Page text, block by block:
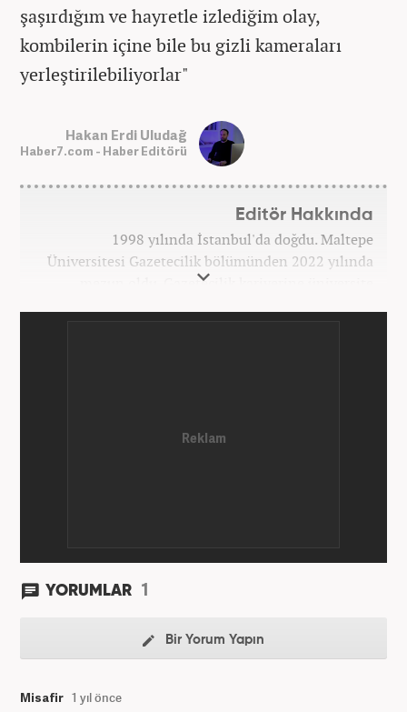
şaşırdığım ve hayretle izlediğim olay,
kombilerin içine bile bu gizli kameraları
yerleştirilebiliyorlar"
Hakan Erdi Uludağ
Haber7.com - Haber Editörü
Editör Hakkında
1998 yılında İstanbul'da doğdu. Maltepe
Üniversitesi Gazetecilik bölümünden 2022 yılında
mezun oldu. Gazetecilik kariyerine üniversite
YORUMLAR 1
Bir Yorum Yapın
Misafir 1 yıl önce